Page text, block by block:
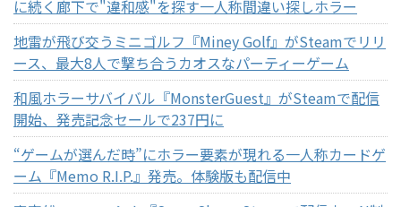
に続く廊下で"違和感"を探す一人称間違い探しホラー
地雷が飛び交うミニゴルフ『Miney Golf』がSteamでリリ
ース、最大8人で撃ち合うカオスなパーティーゲーム
和風ホラーサバイバル『MonsterGuest』がSteamで配信
開始、発売記念セールで237円に
“ゲームが選んだ時”にホラー要素が現れる一人称カードゲ
ーム『Memo R.I.P.』発売。体験版も配信中